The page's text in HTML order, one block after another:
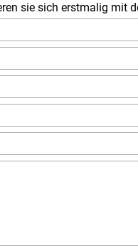
sie sich erstmalig mit